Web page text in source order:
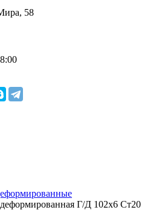
58
Г/Д 102х6 Ст20